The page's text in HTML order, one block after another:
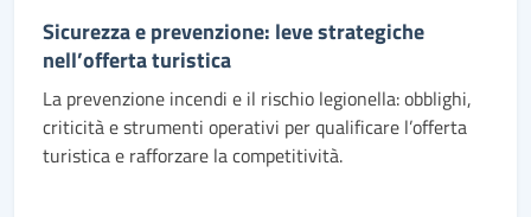
Sicurezza e prevenzione: leve strategiche
nell’offerta turistica
La prevenzione incendi e il rischio legionella: obblighi,
criticità e strumenti operativi per qualificare l’offerta
turistica e rafforzare la competitività.